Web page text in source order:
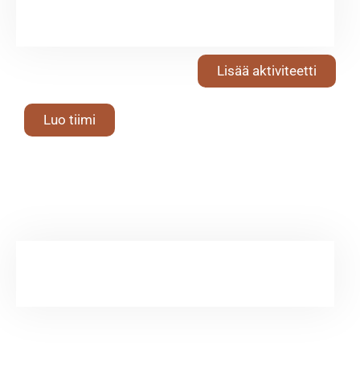
Lisää aktiviteetti
Luo tiimi